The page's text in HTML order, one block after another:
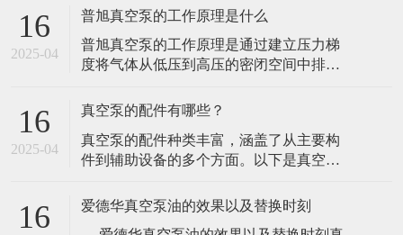
压力已经降至安全范围。在维修过程中，
穿戴好防护用具，避免发生意外伤害。 ‌细
节至上‌：在维修过程中，需要仔细观察每
一个部件的工作情况，查找问题的根源。
16
2025-04
普旭真空泵的工作原理是什么
普旭真空泵的工作原理是通过建立压力梯
度将气体从低压到高压的密闭空间中排
普旭真空泵通常由排气部分、抽气部分和
通过机械运动将气体抽出密闭空间。 普旭
真空泵在应用中具有广泛的使用场景，包
作压
16
2025-04
真空泵的配件有哪些？
真空泵的配件种类丰富，涵盖了从主要构
件到辅助设备的多个方面。以下是真空泵
心部件，通过压缩和抽气，使气体排出系
16
爱德华真空泵油的效果以及替换时刻